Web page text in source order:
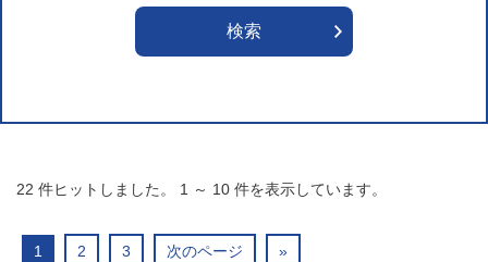
22 件ヒットしました。 1 ～ 10 件を表示しています。
1 2 3 次のページ »